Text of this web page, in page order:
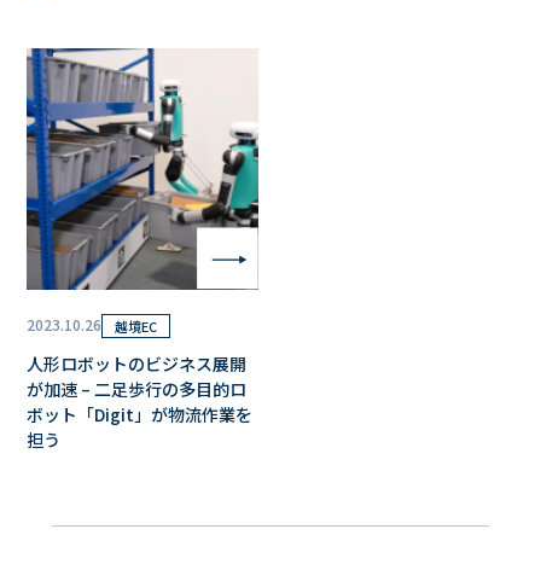
2023.10.26 越境EC
人形ロボットのビジネス展開
が加速 – 二足歩行の多目的ロ
ボット「Digit」が物流作業を
担う